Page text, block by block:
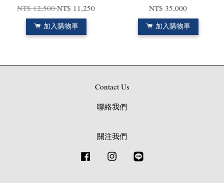
NT$ 12,500NT$ 11,250
加入購物車
NT$ 35,000
加入購物車
Contact Us
聯絡我們
關注我們
Facebook Instagram